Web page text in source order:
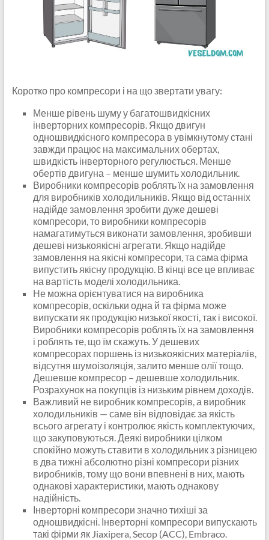
Коротко про компресори і на що звертати увагу:
Менше рівень шуму у багатошвидкісних
інверторних компресорів. Якщо двигун
одношвидкісного компресора в увімкнутому стані
завжди працює на максимальних обертах,
швидкість інверторного регулюється. Менше
обертів двигуна – менше шумить холодильник.
Виробники компресорів роблять їх на замовлення
для виробників холодильників. Якщо від останніх
надійде замовлення зробити дуже дешеві
компресори, то виробники компресорів
намагатимуться виконати замовлення, зробивши
дешеві низькоякісні агрегати. Якщо надійде
замовлення на якісні компресори, та сама фірма
випустить якісну продукцію. В кінці все це впливає
на вартість моделі холодильника.
Не можна орієнтуватися на виробника
компресорів, оскільки одна й та фірма може
випускати як продукцію низької якості, так і високої.
Виробники компресорів роблять їх на замовлення
і роблять те, що їм скажуть. У дешевих
компресорах поршень із низькоякісних матеріалів,
відсутня шумоізоляція, залито менше олії тощо.
Дешевше компресор – дешевше холодильник.
Розрахунок на покупців із низьким рівнем доходів.
Важливий не виробник компресорів, а виробник
холодильників — саме він відповідає за якість
всього агрегату і контролює якість комплектуючих,
що закуповуються. Деякі виробники цілком
спокійно можуть ставити в холодильник з різницею
в два тижні абсолютно різні компресори різних
виробників, тому що вони впевнені в них, мають
однакові характеристики, мають однакову
надійність.
Інверторні компресори значно тихіші за
одношвидкісні. Інверторні компресори випускають
такі фірми як Jiaxipera, Secop (ACC), Embraco.